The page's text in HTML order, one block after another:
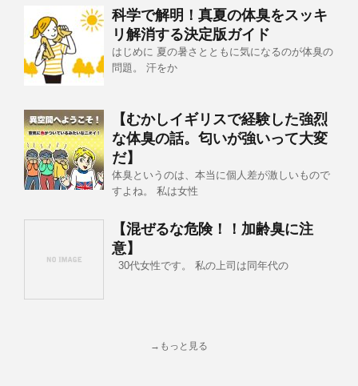
科学で解明！真夏の体臭をスッキ
リ解消する決定版ガイド
はじめに 夏の暑さとともに気になるのが体臭の
問題。 汗をか
【むかしイギリスで経験した強烈
な体臭の話。匂いが強いって大変
だ】
体臭というのは、本当に個人差が激しいもので
すよね。 私は女性
【混ぜるな危険！！加齢臭に注
意】
30代女性です。 私の上司は同年代の
→もっと見る